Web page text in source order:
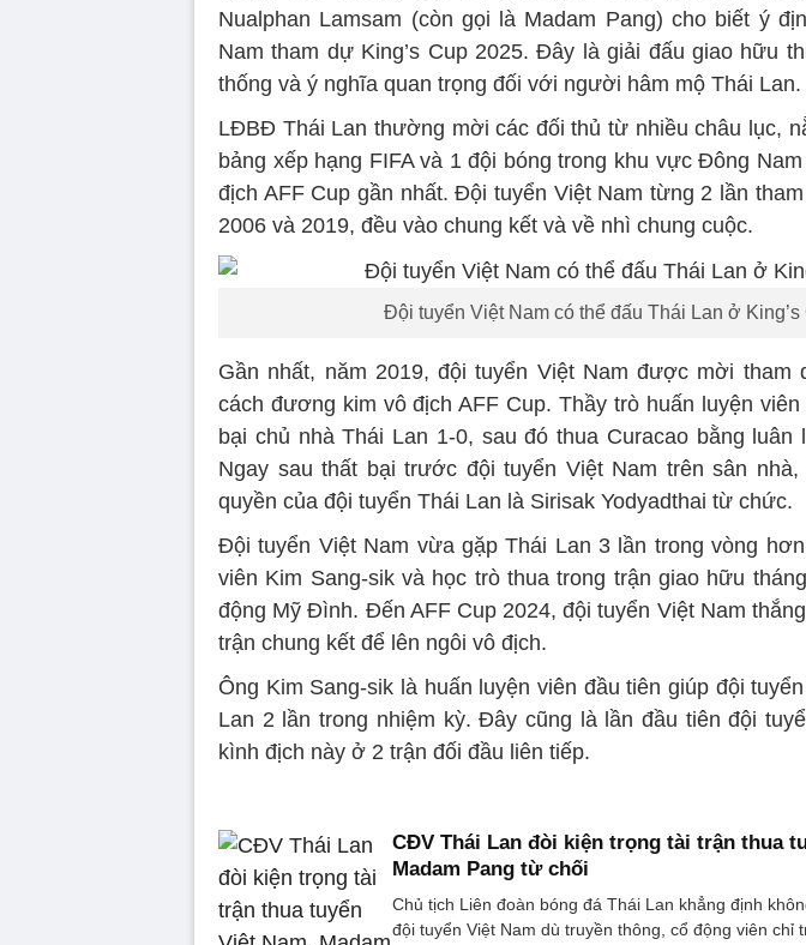
Nualphan Lamsam (còn gọi là Madam Pang) cho biết ý
Nam tham dự King’s Cup 2025. Đây là giải đấu giao hữu
thống và ý nghĩa quan trọng đối với người hâm mộ Thái Lan.
LĐBĐ Thái Lan thường mời các đối thủ từ nhiều châu lục,
bảng xếp hạng FIFA và 1 đội bóng trong khu vực Đông
địch AFF Cup gần nhất. Đội tuyển Việt Nam từng 2 lần
2006 và 2019, đều vào chung kết và về nhì chung cuộc.
Đội tuyển Việt Nam có thể đấu Thái Lan ở King’s
Gần nhất, năm 2019, đội tuyển Việt Nam được mời tham
cách đương kim vô địch AFF Cup. Thầy trò huấn luyện
bại chủ nhà Thái Lan 1-0, sau đó thua Curacao bằng
Ngay sau thất bại trước đội tuyển Việt Nam trên sân nhà,
quyền của đội tuyển Thái Lan là Sirisak Yodyadthai từ chức.
Đội tuyển Việt Nam vừa gặp Thái Lan 3 lần trong vòng
viên Kim Sang-sik và học trò thua trong trận giao hữu
động Mỹ Đình. Đến AFF Cup 2024, đội tuyển Việt Nam
trận chung kết để lên ngôi vô địch.
Ông Kim Sang-sik là huấn luyện viên đầu tiên giúp đội
Lan 2 lần trong nhiệm kỳ. Đây cũng là lần đầu tiên đội
kình địch này ở 2 trận đối đầu liên tiếp.
CĐV Thái Lan đòi kiện trọng tài trận thua
Madam Pang từ chối
Chủ tịch Liên đoàn bóng đá Thái Lan khẳng định
đội tuyển Việt Nam dù truyền thông, cổ động viên chỉ